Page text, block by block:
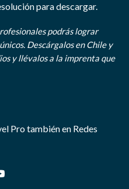
para descargar.
podrás lograr
Descárgalos en Chile y
y llévalos a la imprenta que
Pro también en Redes